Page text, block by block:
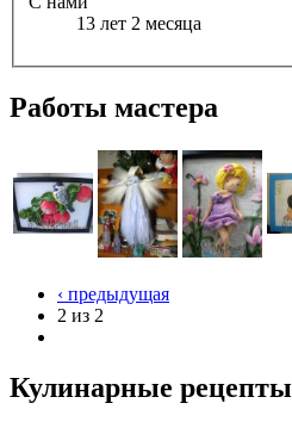
13 лет 2 месяца
Работы мастера
‹ предыдущая
2 из 2
Кулинарные рецепты